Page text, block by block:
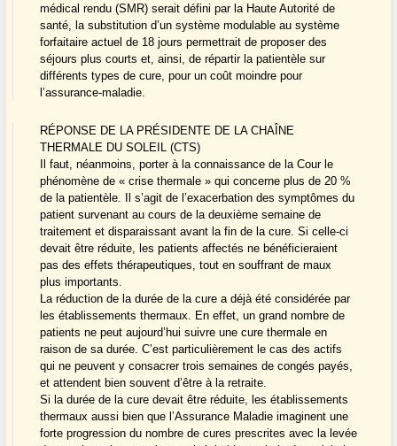
médical rendu (SMR) serait défini par la Haute Autorité de
santé, la substitution d’un système modulable au système
forfaitaire actuel de 18 jours permettrait de proposer des
séjours plus courts et, ainsi, de répartir la patientèle sur
différents types de cure, pour un coût moindre pour
l’assurance-maladie.
RÉPONSE DE LA PRÉSIDENTE DE LA CHAÎNE
THERMALE DU SOLEIL (CTS)
Il faut, néanmoins, porter à la connaissance de la Cour le
phénomène de « crise thermale » qui concerne plus de 20 %
de la patientèle. Il s’agit de l’exacerbation des symptômes du
patient survenant au cours de la deuxième semaine de
traitement et disparaissant avant la fin de la cure. Si celle-ci
devait être réduite, les patients affectés ne bénéficieraient
pas des effets thérapeutiques, tout en souffrant de maux
plus importants.
La réduction de la durée de la cure a déjà été considérée par
les établissements thermaux. En effet, un grand nombre de
patients ne peut aujourd’hui suivre une cure thermale en
raison de sa durée. C’est particulièrement le cas des actifs
qui ne peuvent y consacrer trois semaines de congés payés,
et attendent bien souvent d’être à la retraite.
Si la durée de la cure devait être réduite, les établissements
thermaux aussi bien que l’Assurance Maladie imaginent une
forte progression du nombre de cures prescrites avec la levée